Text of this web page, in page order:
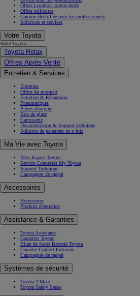
Offres Location longue durée
Offres utilitaires
Gamme électrifiée pour les professionnels
Solutions et services
Votre Toyota
Votre Toyota
Toyota Relax
Offres Après-Vente
Entretien & Services
Entretien
Offres du moment
Entretien & Réparation
Pneumatiques
Pièces d'origine
Bris de glace
Carrosserie
Documentation & Support technique
Solution de paiement en x fois
Ma Vie avec Toyota
Mon Espace Toyota
Service Connectés My Toyota
Support Technique
Campagnes de rappel
Accessoires
Accessoires
Produits d'entretien
Assistance & Garanties
Toyota Assistance
Garanties Toyota
Bilan de Santé Batterie Toyota
Garantie Confort Extracare
Campagnes de rappel
Systèmes de sécurité
Toyota T-Mate
Toyota Safety Sense